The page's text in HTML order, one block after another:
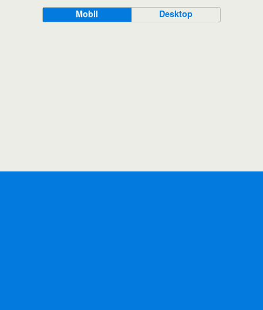
Mobil Desktop